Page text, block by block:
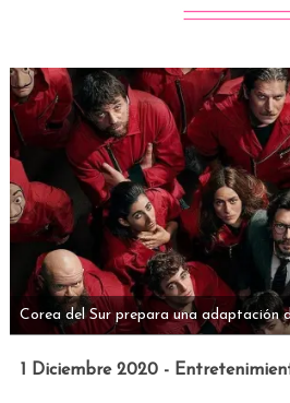
Corea del Sur prepara una adaptación
1 Diciembre 2020 -